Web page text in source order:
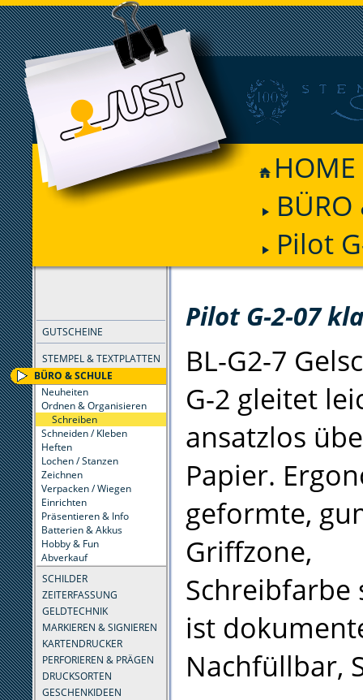
HOME
BÜRO
Pilot
GUTSCHEINE
STEMPEL & TEXTPLATTEN
BÜRO & SCHULE
Neuheiten
Ordnen & Organisieren
Schreiben
Schneiden / Kleben
Heften
Lochen / Stanzen
Zeichnen
Verpacken / Wiegen
Einrichten
Präsentieren & Info
Batterien & Akkus
Hobby & Fun
Abverkauf
SCHILDER
ZEITERFASSUNG
GELDTECHNIK
MARKIEREN & SIGNIEREN
KARTENDRUCKER
PERFORIEREN & PRÄGEN
DRUCKSORTEN
GESCHENKIDEEN
Pilot G-2-07
BL-G2-7
G-2 gleitet
ansatzlos
Papier.
geformte,
Griffzone,
Schreibfarbe
ist
Nachfüllbar,